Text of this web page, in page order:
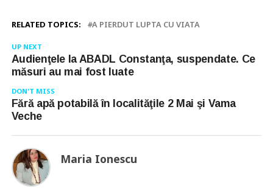
RELATED TOPICS: A PIERDUT LUPTA CU VIATA
UP NEXT
Audienţele la ABADL Constanţa, suspendate. Ce
măsuri au mai fost luate
DON'T MISS
Fără apă potabilă în localităţile 2 Mai şi Vama
Veche
Maria Ionescu